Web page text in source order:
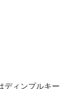
ディンプルキー